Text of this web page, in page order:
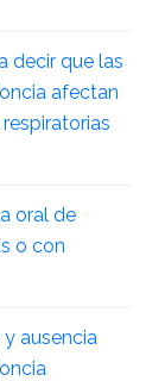
decir que las
afectan
oral de
o con
ausencia